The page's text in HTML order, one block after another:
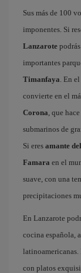
Sus más de 100
imponentes. Si
Lanzarote
importantes
Timanfaya. En
convierte en el
Corona, que
submarinos de
Si eres amante
Famara en el
suave, con una
precipitaciones
En Lanzarote
cocina española,
latinoamericanas.
con platos